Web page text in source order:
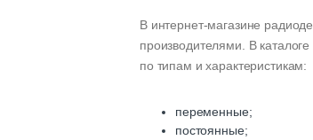
В интернет-магазине
производителями. В
по типам и характеристикам:
переменные;
постоянные;